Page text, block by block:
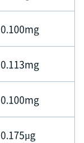
0.100mg
0.113mg
0.100mg
0.175µg